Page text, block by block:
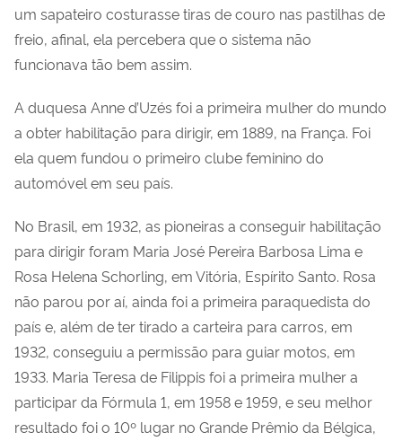
um sapateiro costurasse tiras de couro nas pastilhas de
freio, afinal, ela percebera que o sistema não
funcionava tão bem assim.
A duquesa Anne d’Uzés foi a primeira mulher do mundo
a obter habilitação para dirigir, em 1889, na França. Foi
ela quem fundou o primeiro clube feminino do
automóvel em seu país.
No Brasil, em 1932, as pioneiras a conseguir habilitação
para dirigir foram Maria José Pereira Barbosa Lima e
Rosa Helena Schorling, em Vitória, Espírito Santo. Rosa
não parou por aí, ainda foi a primeira paraquedista do
país e, além de ter tirado a carteira para carros, em
1932, conseguiu a permissão para guiar motos, em
1933. Maria Teresa de Filippis foi a primeira mulher a
participar da Fórmula 1, em 1958 e 1959, e seu melhor
resultado foi o 10º lugar no Grande Prêmio da Bélgica,